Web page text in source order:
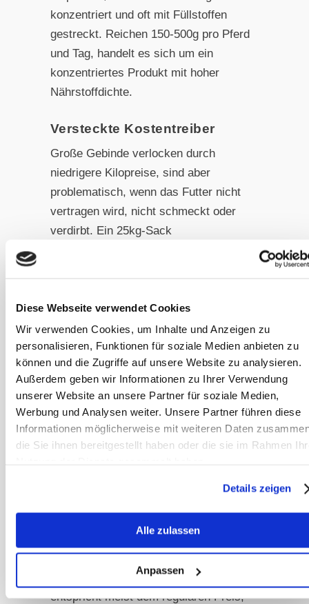
Diese Webseite verwendet Cookies
Wir verwenden Cookies, um Inhalte und Anzeigen zu
personalisieren, Funktionen für soziale Medien anbieten zu
können und die Zugriffe auf unsere Website zu analysieren.
Außerdem geben wir Informationen zu Ihrer Verwendung
unserer Website an unsere Partner für soziale Medien,
Werbung und Analysen weiter. Unsere Partner führen diese
Informationen möglicherweise mit weiteren Daten
die Sie ihnen bereitgestellt haben oder die sie im Rahmen
Details zeigen
Alle zulassen
Anpassen
konzentriert und oft mit Füllstoffen
gestreckt. Reichen 150-500g pro Pferd
und Tag, handelt es sich um ein
konzentriertes Produkt mit hoher
Nährstoffdichte.
Versteckte Kostentreiber
Große Gebinde verlocken durch
niedrigere Kilopreise, sind aber
problematisch, wenn das Futter nicht
vertragen wird, nicht schmeckt oder
verdirbt. Ein 25kg-Sack
schmeckende) Futter. Vor allem bei
den im Stall oft nicht optimalen
Lagerbedingungen (Feuchtigkeit,
Mäuse, Motten…) sollte man sich
überlegen, wie viel man realistisch in
günstig pro Kilo, aber dafür den halben
Sack entsorgt wegen Schimmel, ist
damit, dass Kunden später auch
weiter kaufen, wenn sie die normalen
Preise zahlen sollen. Die Qualität
entspricht meist dem regulären Preis,